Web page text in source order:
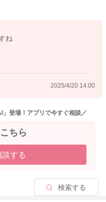
ね
2025/4/20 14:00
登場！アプリで今すぐ相談／
ちら
する
検索する